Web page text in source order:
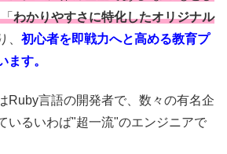
わかりやすさに特化したオリジナル
、 初心者を即戦力へと高める教育プ
ます。
Ruby言語の開発者で、数々の有名企
いるいわば"超一流"のエンジニアで